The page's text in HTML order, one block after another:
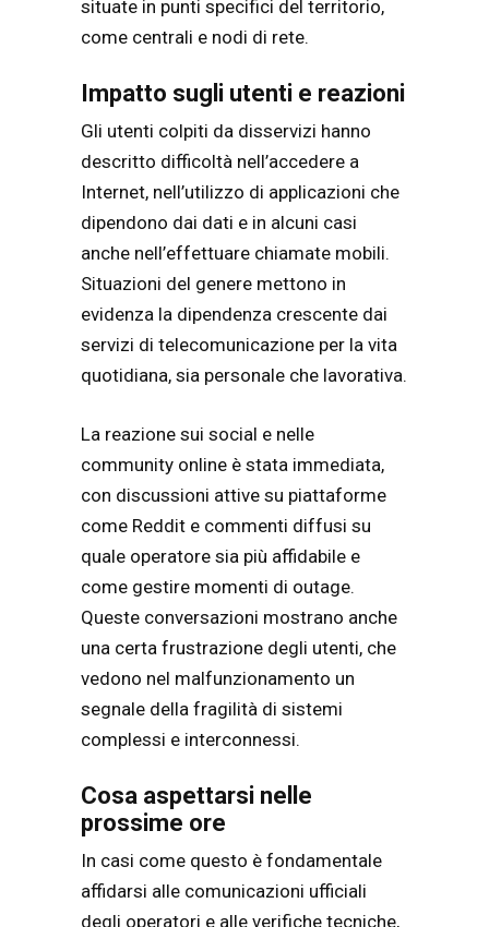
situate in punti specifici del territorio,
come centrali e nodi di rete.
Impatto sugli utenti e reazioni
Gli utenti colpiti da disservizi hanno
descritto difficoltà nell’accedere a
Internet, nell’utilizzo di applicazioni che
dipendono dai dati e in alcuni casi
anche nell’effettuare chiamate mobili.
Situazioni del genere mettono in
evidenza la dipendenza crescente dai
servizi di telecomunicazione per la vita
quotidiana, sia personale che lavorativa.
La reazione sui social e nelle
community online è stata immediata,
con discussioni attive su piattaforme
come Reddit e commenti diffusi su
quale operatore sia più affidabile e
come gestire momenti di outage.
Queste conversazioni mostrano anche
una certa frustrazione degli utenti, che
vedono nel malfunzionamento un
segnale della fragilità di sistemi
complessi e interconnessi.
Cosa aspettarsi nelle
prossime ore
In casi come questo è fondamentale
affidarsi alle comunicazioni ufficiali
degli operatori e alle verifiche tecniche,